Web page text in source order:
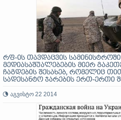
რფ-ის თავდაცვის
მედიასაშუალებების მიერ
ჩაგდების შესახებ, რომელიც
სადესანტო ჯარების ერთ-ერთი
აგვისტო 22 2014